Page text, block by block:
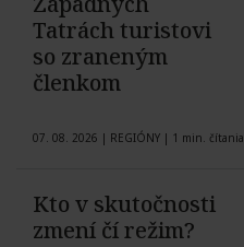
Tatrách turistovi
so zraneným
členkom
07. 08. 2026 | REGIÓNY | 1 min. čítania
Kto v skutočnosti
zmení čí režim?